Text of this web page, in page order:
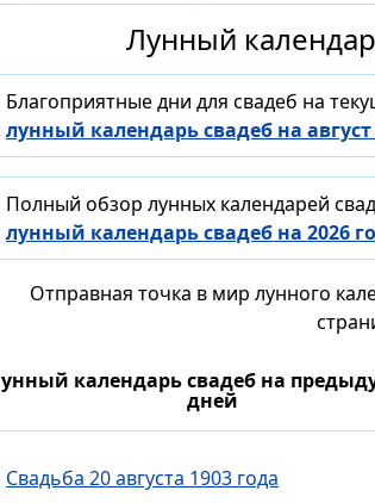
Лунный
Благоприятные дни для свадеб на
лунный календарь свадеб на август
Полный обзор лунных календарей
лунный календарь свадеб на 2026
Отправная точка в мир лунного
календарь свадеб на
дней
Свадьба 20 августа 1903 года